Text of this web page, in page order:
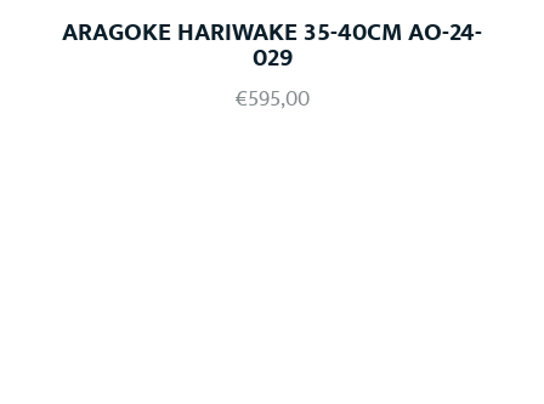
ARAGOKE HARIWAKE 35-40CM AO-24-
029
€595,00